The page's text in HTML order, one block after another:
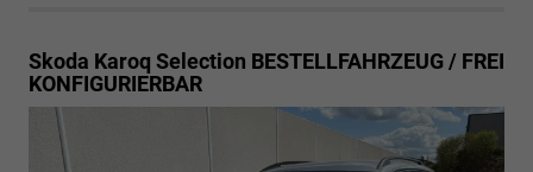
Skoda Karoq Selection BESTELLFAHRZEUG / FREI
KONFIGURIERBAR